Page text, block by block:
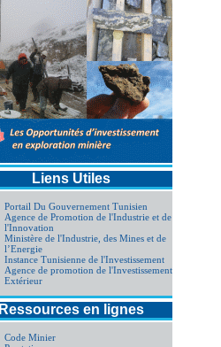
Liens Utiles
Portail Du Gouvernement Tunisien
Agence de Promotion de l'Industrie et de
l'Innovation
Ministère de l'Industrie, des Mines et de
l’Energie
Instance Tunisienne de l'Investissement
Agence de promotion de l'Investissement
Extérieur
Ressources en lignes
Code Minier